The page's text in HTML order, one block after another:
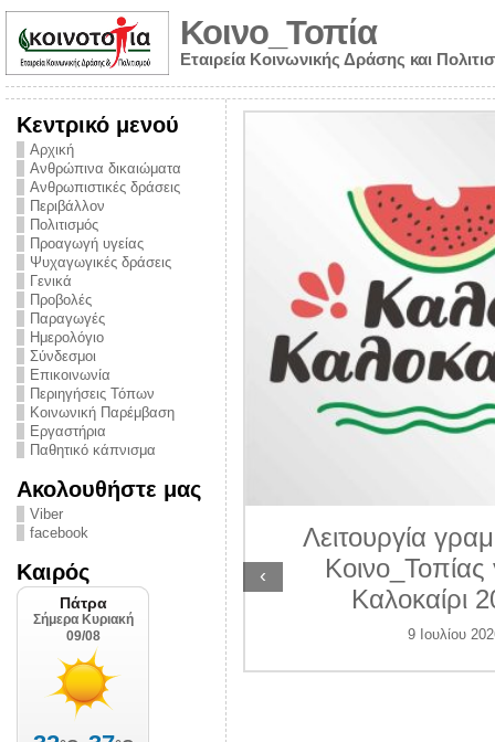
Κοινο_Τοπία
Εταιρεία Κοινωνικής Δράσης και
Κεντρικό μενού
Αρχική
Ανθρώπινα δικαιώματα
Ανθρωπιστικές δράσεις
Περιβάλλον
Πολιτισμός
Προαγωγή υγείας
Ψυχαγωγικές δράσεις
Γενικά
Προβολές
Παραγωγές
Ημερολόγιο
Σύνδεσμοι
Επικοινωνία
Περιηγήσεις Τόπων
Κοινωνική Παρέμβαση
Εργαστήρια
Παθητικό κάπνισμα
Ακολουθήστε μας
Viber
facebook
Καιρός
από την
την ημέρα
και
στο
2026
Λειτουργία
Κοινο_Τοπίας
Καλοκαίρι
9 Ιουλίου
‹